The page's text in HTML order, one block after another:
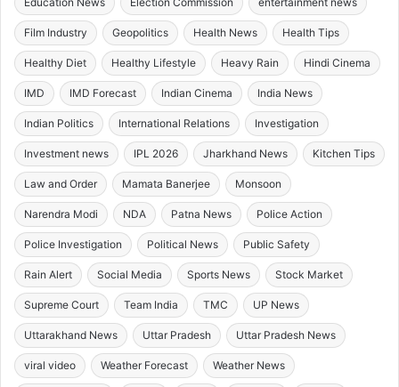
Film Industry Geopolitics Health News Health Tips
Healthy Diet Healthy Lifestyle Heavy Rain Hindi Cinema
IMD IMD Forecast Indian Cinema India News
Indian Politics International Relations Investigation
Investment news IPL 2026 Jharkhand News Kitchen Tips
Law and Order Mamata Banerjee Monsoon
Narendra Modi NDA Patna News Police Action
Police Investigation Political News Public Safety
Rain Alert Social Media Sports News Stock Market
Supreme Court Team India TMC UP News
Uttarakhand News Uttar Pradesh Uttar Pradesh News
viral video Weather Forecast Weather News